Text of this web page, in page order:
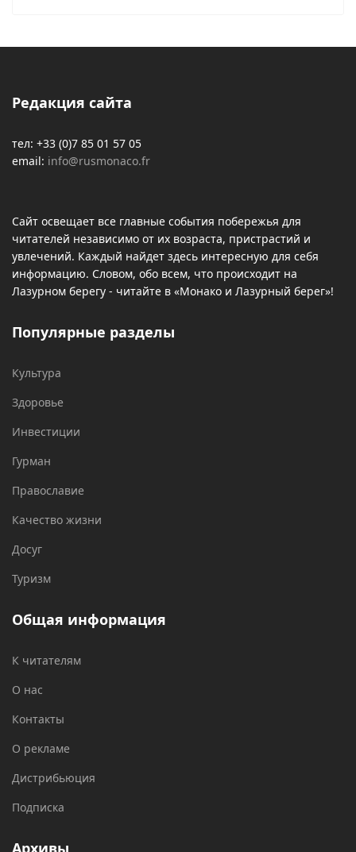
Редакция сайта
тел: +33 (0)7 85 01 57 05
email: info@rusmonaco.fr
Сайт освещает все главные события побережья для
читателей независимо от их возраста, пристрастий и
увлечений. Каждый найдет здесь интересную для себя
информацию. Словом, обо всем, что происходит на
Лазурном берегу - читайте в «Монако и Лазурный берег»!
Популярные разделы
Культура
Здоровье
Инвестиции
Гурман
Православие
Качество жизни
Досуг
Туризм
Общая информация
К читателям
О нас
Контакты
О рекламе
Дистрибьюция
Подписка
Архивы